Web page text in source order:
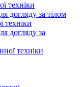
техніки
догляду за тілом
техніки
догляду за
техніки